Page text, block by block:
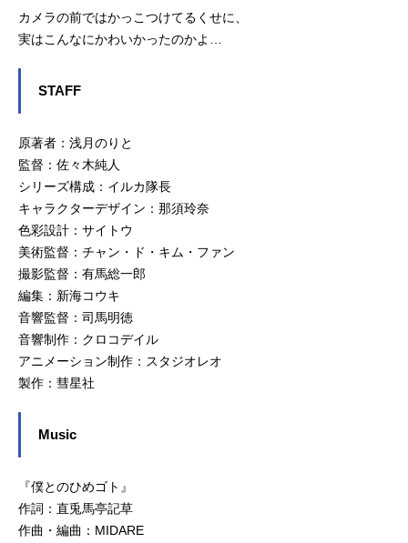
カメラの前ではかっこつけてるくせに、
実はこんなにかわいかったのかよ…
STAFF
原著者：浅月のりと
監督：佐々木純人
シリーズ構成：イルカ隊長
キャラクターデザイン：那須玲奈
色彩設計：サイトウ
美術監督：チャン・ド・キム・ファン
撮影監督：有馬総一郎
編集：新海コウキ
音響監督：司馬明徳
音響制作：クロコデイル
アニメーション制作：スタジオレオ
製作：彗星社
Music
『僕とのひめゴト』
作詞：直兎馬亭記草
作曲・編曲：MIDARE